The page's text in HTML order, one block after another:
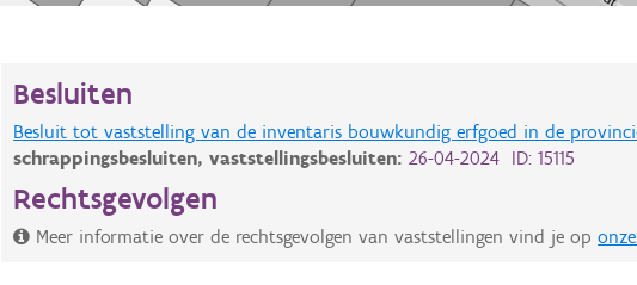
Besluiten
Besluit tot vaststelling van de inventaris bouwkundig erfgoed in de
schrappingsbesluiten,vaststellingsbesluiten:26-04-2024 ID: 15115
Rechtsgevolgen
Meer informatie over de rechtsgevolgen van vaststellingen vind je op